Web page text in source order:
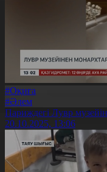
#Оқиға
#Әлем
Париждегі Лувр музейін
20.10.2025, 13:06